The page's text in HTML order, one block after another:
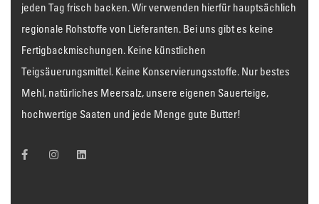
jeden Tag frisch backen. Wir verwenden hierfür hauptsächlich
regionale Rohstoffe von Lieferanten. Bei uns gibt es keine
Fertigbackmischungen. Keine künstlichen
Teigsäuerungsmittel. Keine Konservierungsstoffe. Nur bestes
Mehl, natürliches Meersalz, unsere eigenen Sauerteige,
hochwertige Saaten und jede Menge gute Butter!